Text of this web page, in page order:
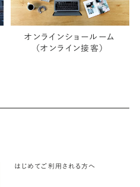
オンラインショールーム
（オンライン接客）
はじめてご利用される方へ